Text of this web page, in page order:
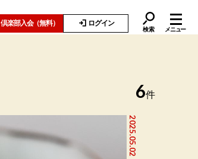
倶楽部入会（無料） ログイン
検索 メニュー
6件
2025.05.02